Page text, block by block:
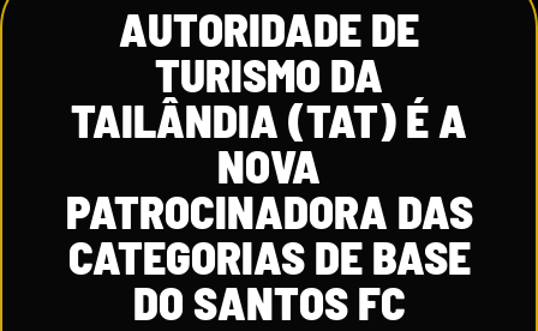
AUTORIDADE DE
TURISMO DA
TAILÂNDIA (TAT) É A
NOVA
PATROCINADORA DAS
CATEGORIAS DE BASE
DO SANTOS FC